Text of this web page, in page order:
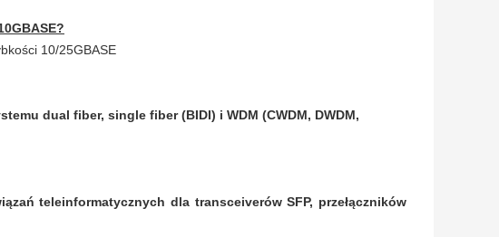
10/25GBASE
dual fiber, single fiber (BIDI) i WDM (CWDM, DWDM,
teleinformatycznych dla transceiverów SFP, przełączników